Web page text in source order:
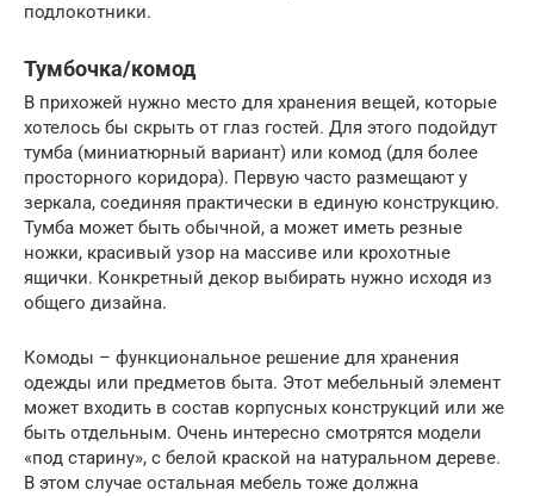
подлокотники.
Тумбочка/комод
В прихожей нужно место для хранения вещей, которые
хотелось бы скрыть от глаз гостей. Для этого подойдут
тумба (миниатюрный вариант) или комод (для более
просторного коридора). Первую часто размещают у
зеркала, соединяя практически в единую конструкцию.
Тумба может быть обычной, а может иметь резные
ножки, красивый узор на массиве или крохотные
ящички. Конкретный декор выбирать нужно исходя из
общего дизайна.
Комоды – функциональное решение для хранения
одежды или предметов быта. Этот мебельный элемент
может входить в состав корпусных конструкций или же
быть отдельным. Очень интересно смотрятся модели
«под старину», с белой краской на натуральном дереве.
В этом случае остальная мебель тоже должна